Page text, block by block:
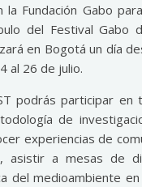
la Fundación Gabo
del Festival Gabo
en Bogotá un día
al 26 de julio.
podrás participar en
de
experiencias de
asistir a mesas de
del medioambiente